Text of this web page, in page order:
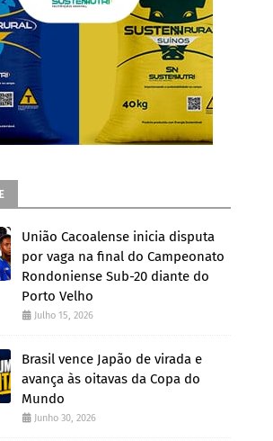
União Cacoalense inicia disputa
por vaga na final do Campeonato
Rondoniense Sub-20 diante do
Porto Velho
Julho 15, 2026
Brasil vence Japão de virada e
avança às oitavas da Copa do
Mundo
Junho 30, 2026